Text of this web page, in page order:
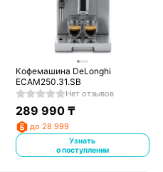
Кофемашина DeLonghi
ECAM250.31.SB
Нет отзывов
289 990 ₸
до 28 999
Узнать
о поступлении